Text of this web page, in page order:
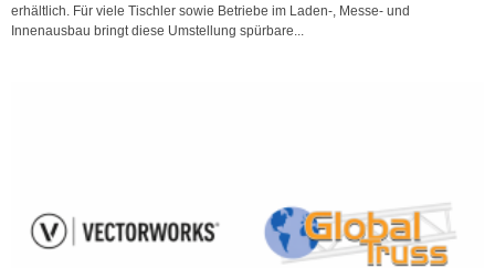
erhältlich. Für viele Tischler sowie Betriebe im Laden-, Messe- und
Innenausbau bringt diese Umstellung spürbare...